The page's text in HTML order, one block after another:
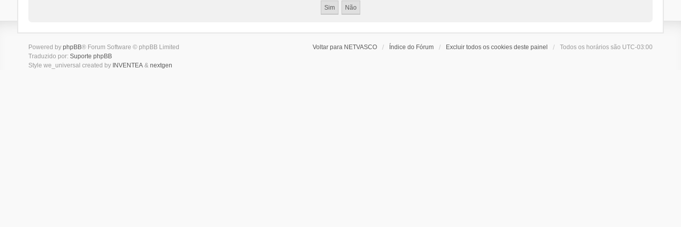
Voltar para NETVASCO Índice do Fórum Excluir todos os cookies deste painel Todos os horários são UTC-03:00
Powered by phpBB® Forum Software © phpBB Limited
Traduzido por: Suporte phpBB
Style we_universal created by INVENTEA& nextgen